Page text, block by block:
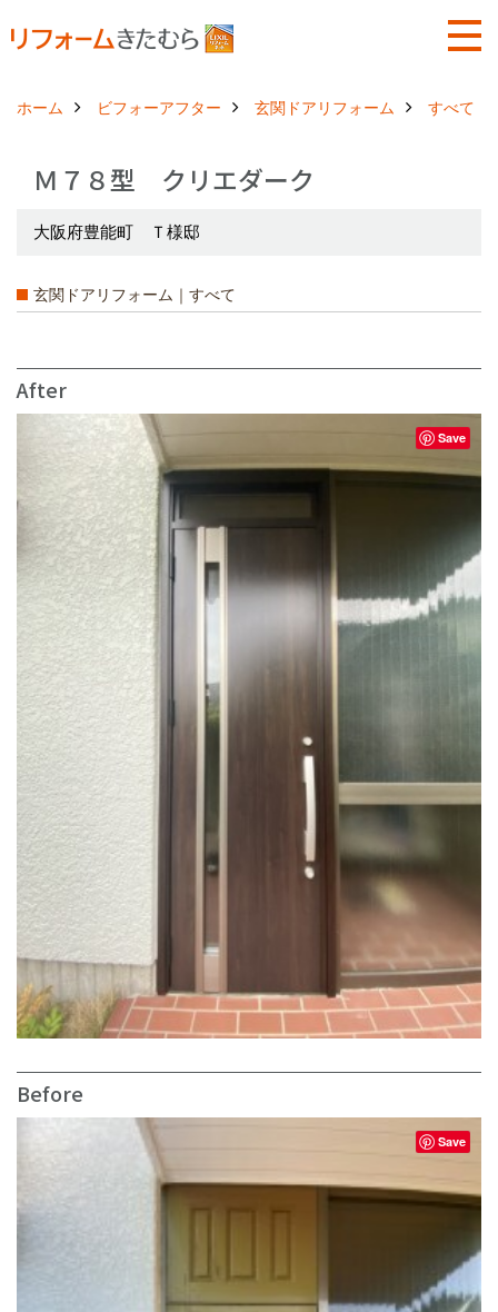
ホーム ビフォーアフター 玄関ドアリフォーム すべて
Ｍ７８型 クリエダーク
大阪府豊能町 Ｔ様邸
玄関ドアリフォーム｜すべて
After
Save
Before
Save